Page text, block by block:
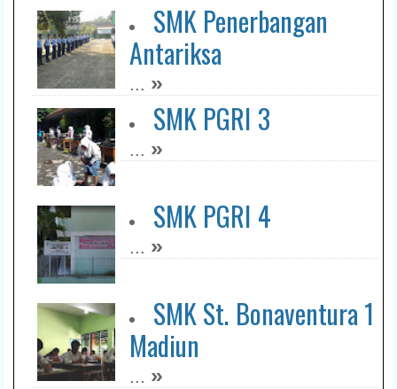
SMK Penerbangan
Antariksa
... »
SMK PGRI 3
... »
SMK PGRI 4
... »
SMK St. Bonaventura 1
Madiun
... »